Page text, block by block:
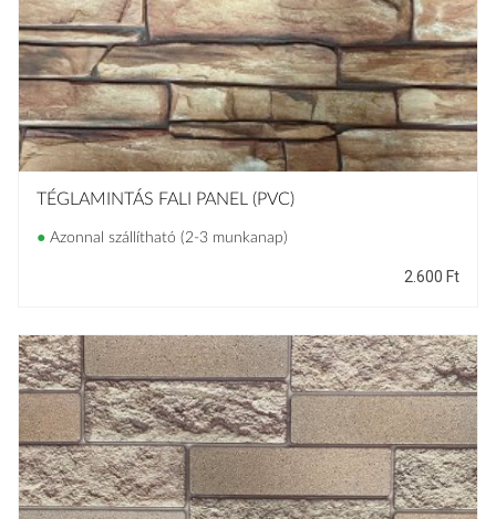
REGISZTRÁCIÓ
BELÉPÉS
TÉGLAMINTÁS FALI PANEL (PVC)
● Azonnal szállítható (2-3 munkanap)
2.600 Ft